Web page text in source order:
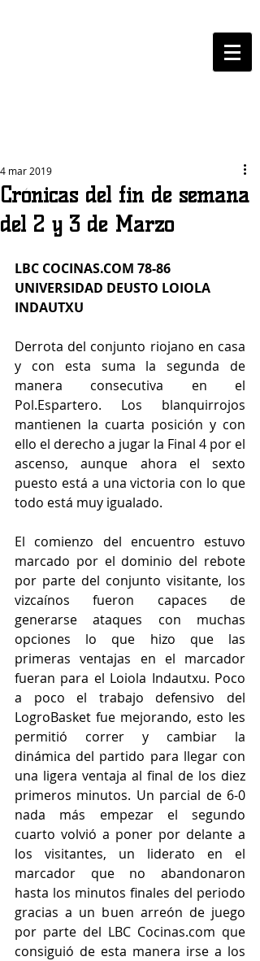
Crónicas del fin de semana
del 2 y 3 de Marzo
4 mar 2019
LBC COCINAS.COM 78-86
UNIVERSIDAD DEUSTO LOIOLA
INDAUTXU
Derrota del conjunto riojano en casa
y con esta suma la segunda de
manera consecutiva en el
Pol.Espartero. Los blanquirrojos
mantienen la cuarta posición y con
ello el derecho a jugar la Final 4 por el
ascenso, aunque ahora el sexto
puesto está a una victoria con lo que
todo está muy igualado.
El comienzo del encuentro estuvo
marcado por el dominio del rebote
por parte del conjunto visitante, los
vizcaínos fueron capaces de
generarse ataques con muchas
opciones lo que hizo que las
primeras ventajas en el marcador
fueran para el Loiola Indautxu. Poco
a poco el trabajo defensivo del
LogroBasket fue mejorando, esto les
permitió correr y cambiar la
dinámica del partido para llegar con
una ligera ventaja al final de los diez
primeros minutos. Un parcial de 6-0
nada más empezar el segundo
cuarto volvió a poner por delante a
los visitantes, un liderato en el
marcador que no abandonaron
hasta los minutos finales del periodo
gracias a un buen arreón de juego
por parte del LBC Cocinas.com que
consiguió de esta manera irse a los